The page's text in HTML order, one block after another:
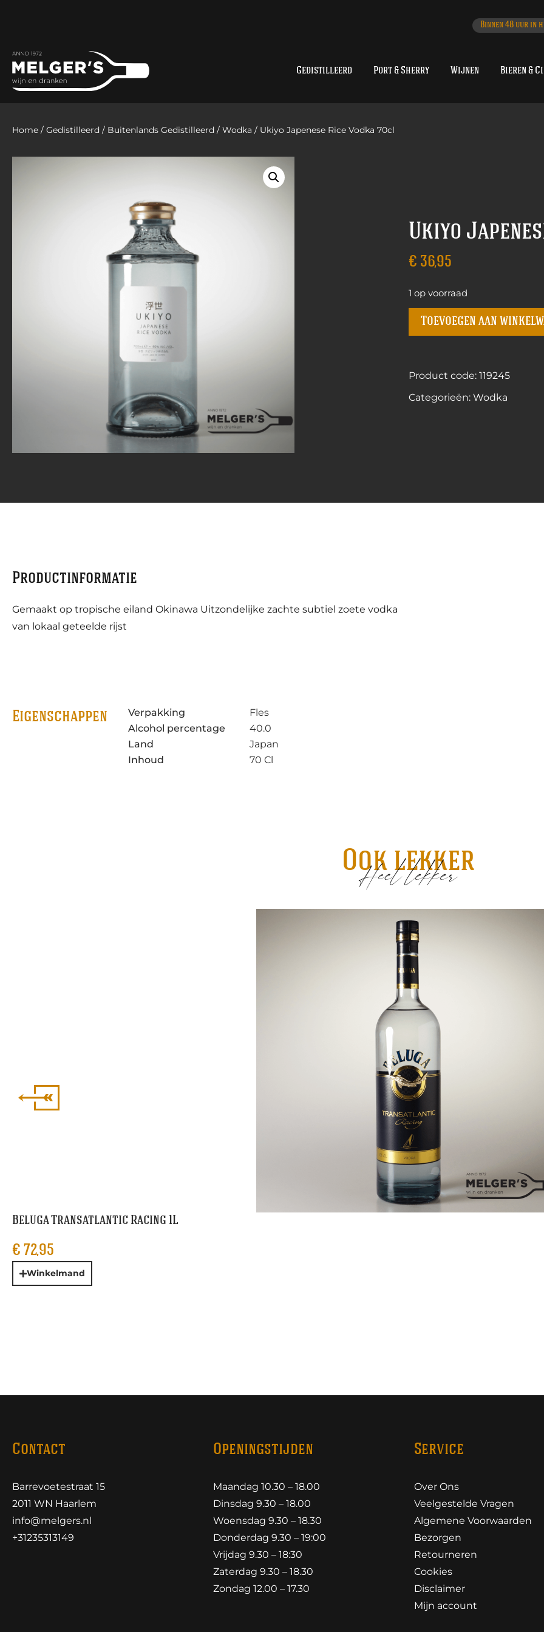
Binnen 48 uur in
Gedistilleerd Port & Sherry Wijnen Bieren &
Home / Gedistilleerd / Buitenlands Gedistilleerd / Wodka / Ukiyo Japenese Rice Vodka 70cl
Ukiyo
€ 36,95
1 op voorraad
Toevoegen aan
Product code: 119245
Categorieën:Wodka
Productinformatie
Gemaakt op tropische eiland Okinawa Uitzondelijke zachte subtiel zoete vodka
van lokaal geteelde rijst
Eigenschappen Verpakking
Fles
Alcohol percentage
40.0
Land
Japan
Inhoud
70 Cl
Ook lekker
Heel lekker
Beluga Transatlantic Racing 1L
€ 72,95
Winkelmand
Contact
Barrevoetestraat 15
2011 WN Haarlem
info@melgers.nl
+31235313149
Openingstijden
Maandag 10.30 – 18.00
Dinsdag 9.30 – 18.00
Woensdag 9.30 – 18.30
Donderdag 9.30 – 19:00
Vrijdag 9.30 – 18:30
Zaterdag 9.30 – 18.30
Zondag 12.00 – 17.30
Service
Over Ons
Veelgestelde Vragen
Algemene Voorwaarden
Bezorgen
Retourneren
Cookies
Disclaimer
Mijn account